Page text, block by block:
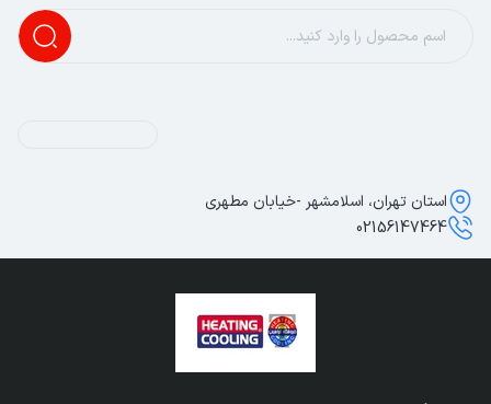
استان تهران، اسلامشهر -خیابان مطهری
02156147464